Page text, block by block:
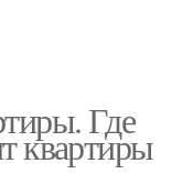
Где
квартиры